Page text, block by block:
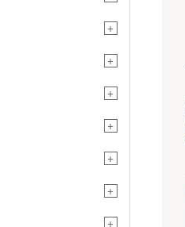
+
+
+
+
+
+
+